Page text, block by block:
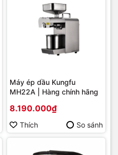
Máy ép dầu Kungfu
MH22A | Hàng chính hãng
8.190.000₫
Thích So sánh